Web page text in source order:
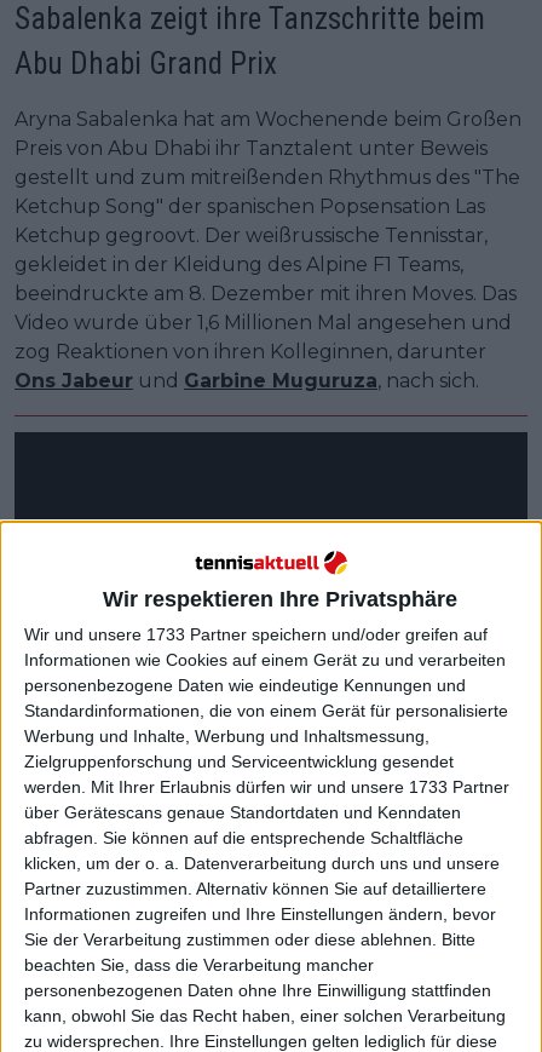
Wir respektieren Ihre Privatsphäre
Wir und unsere 1733 Partner speichern und/oder greifen auf
Informationen wie Cookies auf einem Gerät zu und verarbeiten
personenbezogene Daten wie eindeutige Kennungen und
Standardinformationen, die von einem Gerät für personalisierte
Werbung und Inhalte, Werbung und Inhaltsmessung,
Zielgruppenforschung und Serviceentwicklung gesendet
werden.
Mit Ihrer Erlaubnis dürfen wir und unsere 1733 Partner
über Gerätescans genaue Standortdaten und Kenndaten
abfragen. Sie können auf die entsprechende Schaltfläche
klicken, um der o. a. Datenverarbeitung durch uns und unsere
Partner zuzustimmen. Alternativ können Sie auf detailliertere
Informationen zugreifen und Ihre Einstellungen ändern, bevor
Sie der Verarbeitung zustimmen oder diese ablehnen.
Bitte
beachten Sie, dass die Verarbeitung mancher
personenbezogenen Daten ohne Ihre Einwilligung stattfinden
kann, obwohl Sie das Recht haben, einer solchen Verarbeitung
zu widersprechen. Ihre Einstellungen gelten lediglich für diese
Sabalenka zeigt ihre Tanzschritte beim
Abu Dhabi Grand Prix
Aryna Sabalenka hat am Wochenende beim Großen
Preis von Abu Dhabi ihr Tanztalent unter Beweis
gestellt und zum mitreißenden Rhythmus des "The
Ketchup Song" der spanischen Popsensation Las
Ketchup gegroovt. Der weißrussische Tennisstar,
gekleidet in der Kleidung des Alpine F1 Teams,
beeindruckte am 8. Dezember mit ihren Moves. Das
Video wurde über 1,6 Millionen Mal angesehen und
zog Reaktionen von ihren Kolleginnen, darunter
Ons Jabeur und Garbine Muguruza, nach sich.
Weiterlesen
Teilnehmerliste Australian Open
2025 der Frauen mit Niemeier,
Siegemund, Maria,
Sabalenka,Swiatek, Rybakina und